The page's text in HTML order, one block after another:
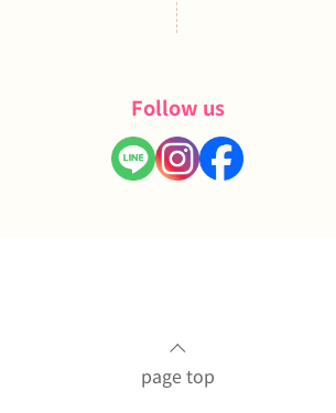
Follow us
page top